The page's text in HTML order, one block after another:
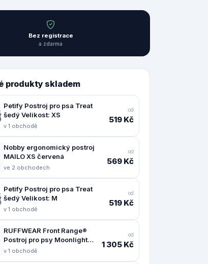
Bez registrace
a zdarma
produkty skladem
Petify Postroj pro psa Treat
šedý Velikost: XS
v 1 obchodě
od
519 Kč
Nobby ergonomický postroj
MAILO XS červená
ve 2 obchodech
od
569 Kč
Petify Postroj pro psa Treat
šedý Velikost: M
v 1 obchodě
od
519 Kč
RUFFWEAR Front Range®
Postroj pro psy Moonlight
Mountains M
v 1 obchodě
od
1 305 Kč